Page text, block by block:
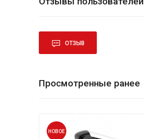
ОТЗЫВ
Просмотренные ранее
НОВОЕ